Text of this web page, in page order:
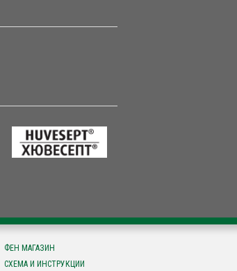
ФЕН МАГАЗИН
СХЕМА И ИНСТРУКЦИИ